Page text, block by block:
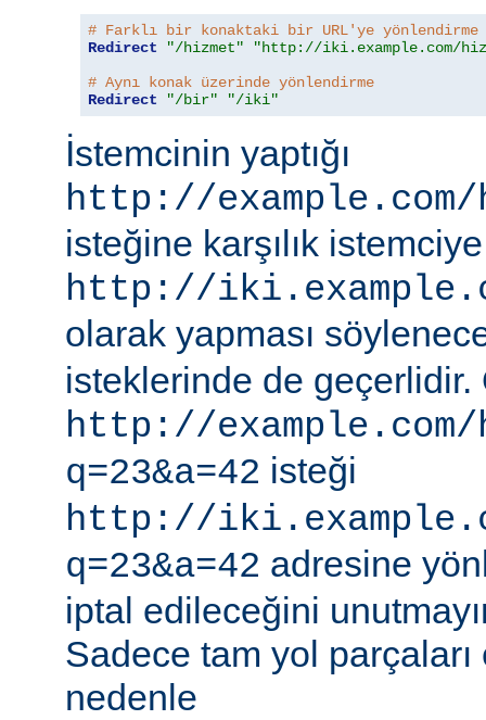
# Farklı bir konaktaki bir URL'ye yönlendirme
Redirect
"/hizmet"
"http://iki.example.com/
# Aynı konak üzerinde yönlendirme
Redirect
"/bir" "/iki"
İstemcinin yaptığı
http://
isteğine karşılık
http://
olarak yapması
isteklerinde de geçerlidir.
http://
q=23&a=42 isteği
http://
q=23&a=42 adresine
iptal edileceğini
Sadece tam yol
nedenle